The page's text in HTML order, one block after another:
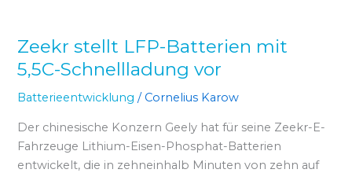
Zeekr stellt LFP-Batterien mit
5,5C-Schnellladung vor
Batterieentwicklung / Cornelius Karow
Der chinesische Konzern Geely hat für seine Zeekr-E-
Fahrzeuge Lithium-Eisen-Phosphat-Batterien
entwickelt, die in zehneinhalb Minuten von zehn auf